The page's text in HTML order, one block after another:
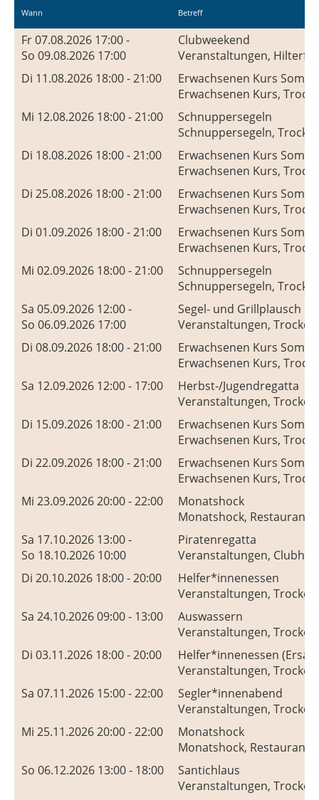
Wann Betreff
Fr 07.08.2026 17:00 -
So 09.08.2026 17:00
Clubweekend
Veranstaltungen,
Di 11.08.2026 18:00 - 21:00
Erwachsenen Kurs
Erwachsenen Kurs,
Mi 12.08.2026 18:00 - 21:00
Schnuppersegeln
Schnuppersegeln,
Di 18.08.2026 18:00 - 21:00
Erwachsenen Kurs
Erwachsenen Kurs,
Di 25.08.2026 18:00 - 21:00
Erwachsenen Kurs
Erwachsenen Kurs,
Di 01.09.2026 18:00 - 21:00
Erwachsenen Kurs
Erwachsenen Kurs,
Mi 02.09.2026 18:00 - 21:00
Schnuppersegeln
Schnuppersegeln,
Sa 05.09.2026 12:00 -
So 06.09.2026 17:00
Segel- und Grillplausch
Veranstaltungen,
Di 08.09.2026 18:00 - 21:00
Erwachsenen Kurs
Erwachsenen Kurs,
Sa 12.09.2026 12:00 - 17:00
Herbst-/Jugendregatta
Veranstaltungen,
Di 15.09.2026 18:00 - 21:00
Erwachsenen Kurs
Erwachsenen Kurs,
Di 22.09.2026 18:00 - 21:00
Erwachsenen Kurs
Erwachsenen Kurs,
Mi 23.09.2026 20:00 - 22:00
Monatshock
Monatshock, Restaurant
Sa 17.10.2026 13:00 -
So 18.10.2026 10:00
Piratenregatta
Veranstaltungen,
Di 20.10.2026 18:00 - 20:00
Helfer*innenessen
Veranstaltungen,
Sa 24.10.2026 09:00 - 13:00
Auswassern
Veranstaltungen,
Di 03.11.2026 18:00 - 20:00
Helfer*innenessen
Veranstaltungen,
Sa 07.11.2026 15:00 - 22:00
Segler*innenabend
Veranstaltungen,
Mi 25.11.2026 20:00 - 22:00
Monatshock
Monatshock, Restaurant
So 06.12.2026 13:00 - 18:00
Santichlaus
Veranstaltungen,